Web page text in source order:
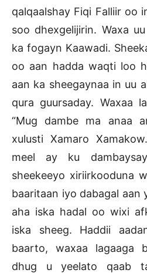
qalqaalshay Fiqi Falliir oo
soo dhexgelijirin. Waxa
ka fogayn Kaawadi.
oo aan hadda waqti loo
aan ka sheegaynaa in uu
qura guursaday. Waxaa
“Mug dambe ma anaa
xulusti Xamaro
meel ay ku
sheekeeyo xiriirkooduna
baaritaan iyo dabagal aan
aha iska hadal oo wixi
iska sheeg. Haddii
baarto, waxaa lagaaga
dhug u yeelato qaab